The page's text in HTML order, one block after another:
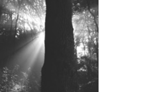
AGGIUNGI AL CARRELLO